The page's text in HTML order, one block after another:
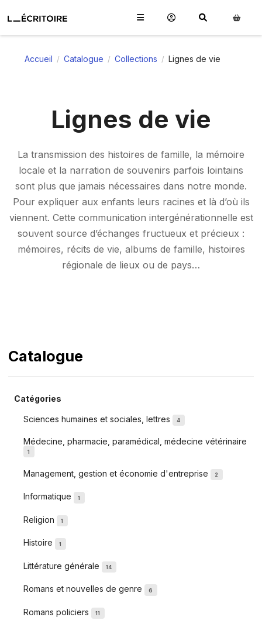
Accueil / Catalogue / Collections / Lignes de vie
Lignes de vie
La transmission des histoires de famille, la mémoire
locale et la narration de souvenirs parfois lointains
sont plus que jamais nécessaires dans notre monde.
Pour expliquer aux enfants leurs racines et là d’où ils
viennent. Cette communication intergénérationnelle est
souvent source d’échanges fructueux et précieux :
mémoires, récits de vie, albums de famille, histoires
régionale de lieux ou de pays…
Catalogue
Catégories
Sciences humaines et sociales, lettres 4
Médecine, pharmacie, paramédical, médecine vétérinaire
1
Management, gestion et économie d'entreprise 2
Informatique 1
Religion 1
Histoire 1
Littérature générale 14
Romans et nouvelles de genre 6
Romans policiers 11